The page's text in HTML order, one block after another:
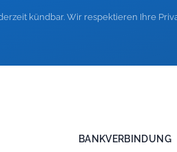
kündbar. Wir respektieren Ihre
BANKVERBINDUNG